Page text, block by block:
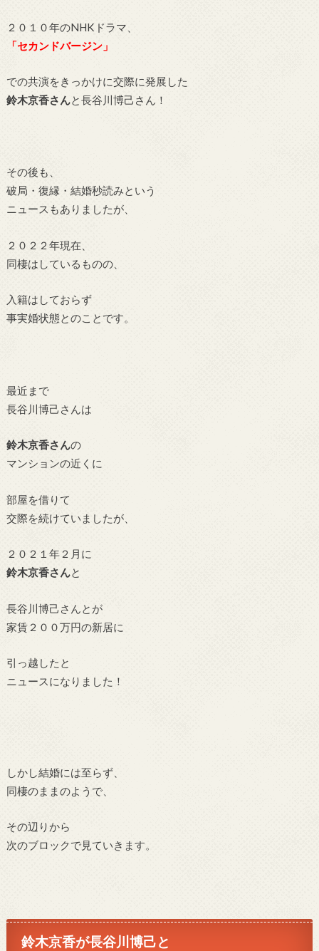
２０１０年のNHKドラマ、
「セカンドバージン」
での共演をきっかけに交際に発展した
鈴木京香さんと長谷川博己さん！
その後も、
破局・復縁・結婚秒読みという
ニュースもありましたが、
２０２２年現在、
同棲はしているものの、
入籍はしておらず
事実婚状態とのことです。
最近まで
長谷川博己さんは
鈴木京香さんの
マンションの近くに
部屋を借りて
交際を続けていましたが、
２０２１年２月に
鈴木京香さんと
長谷川博己さんとが
家賃２００万円の新居に
引っ越したと
ニュースになりました！
しかし結婚には至らず、
同棲のままのようで、
その辺りから
次のブロックで見ていきます。
鈴木京香が長谷川博己と